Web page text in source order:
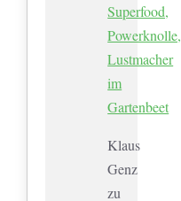
Superfood,
Powerknolle,
Lustmacher
im
Gartenbeet
Klaus
Genz
zu